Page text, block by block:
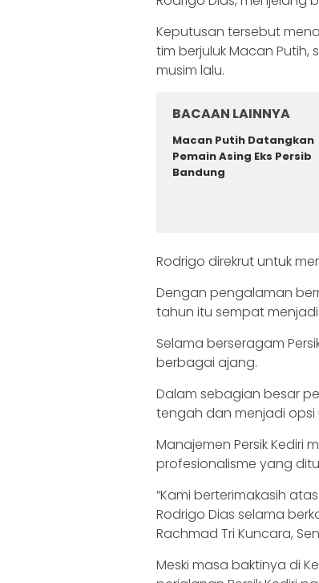
Keputusan tersebut
tim berjuluk Macan
musim lalu.
BACAAN LAINNYA
Macan Putih Datangkan
Pemain Asing Eks Persib
Bandung
Rodrigo direkrut untuk
Dengan pengalaman
tahun itu sempat
Selama berseragam
berbagai ajang.
Dalam sebagian besar
tengah dan menjadi opsi
Manajemen Persik Kediri
profesionalisme yang
“Kami berterimakasih
Rodrigo Dias selama
Rachmad Tri Kuncara,
Meski masa baktinya di